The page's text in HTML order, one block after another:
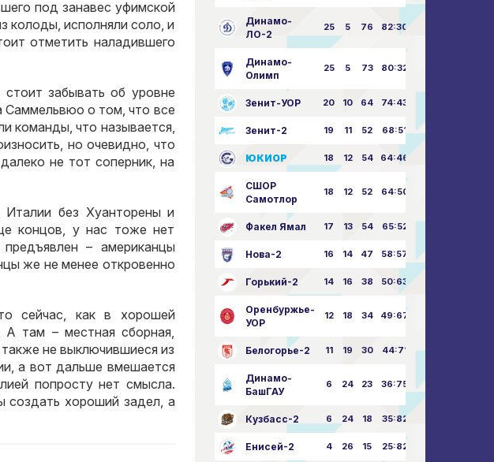
под занавес уфимской
колоды, исполняли соло, и
отметить наладившего
забывать об уровне
Саммельвюо о том, что все
команды, что называется,
но очевидно, что
не тот соперник, на
без Хуанторены и
концов, у нас тоже нет
– американцы
же не менее откровенно
сейчас, как в хорошей
там – местная сборная,
не выключившиеся из
а вот дальше вмешается
попросту нет смысла.
создать хороший задел, а
Динамо-
ЛО-2
25 5 76 82:30
Динамо-
Олимп
25 5 73 80:32
Зенит-УОР 20 10 64 74:43
Зенит-2 19 11 52 68:51
ЮКИОР 18 12 54 64:46
СШОР
Самотлор
18 12 52 64:50
Факел Ямал 17 13 54 65:52
Нова-2 16 14 47 58:57
Горький-2 14 16 38 50:63
Оренбуржье-
УОР
12 18 34 49:67
Белогорье-2 11 19 30 44:71
Динамо-
БашГАУ
6 24 23 36:75
Кузбасс-2 6 24 18 35:82
Енисей-2 4 26 15 25:82